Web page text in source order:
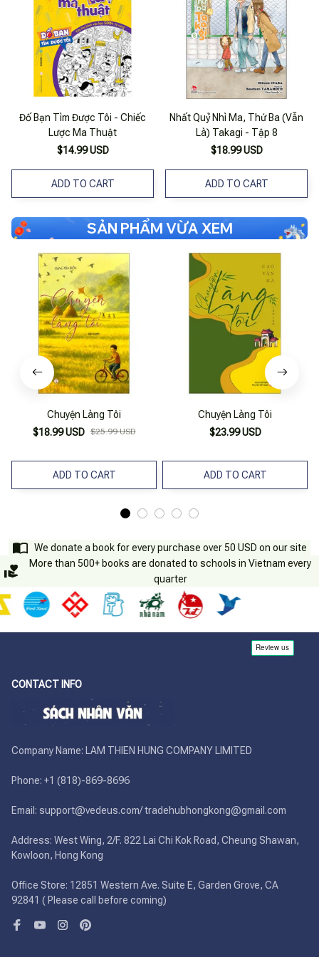
Đố Bạn Tìm Được Tôi - Chiếc
Lược Ma Thuật
$14.99 USD
ADD TO CART
Nhất Quỷ Nhì Ma, Thứ Ba (Vẫn
Là) Takagi - Tập 8
$18.99 USD
ADD TO CART
SẢN PHẨM VỪA XEM
Chuyện Làng Tôi
$18.99 USD $25.99 USD
ADD TO CART
Chuyện Làng Tôi
$23.99 USD
ADD TO CART
We donate a book for every purchase over 50 USD on our site
More than 500+ books are donated to schools in Vietnam every
quarter
CONTACT INFO
Company Name: LAM THIEN HUNG COMPANY LIMITED
Phone: +1 (818)-869-8696
Email: support@vedeus.com/ tradehubhongkong@gmail.com
Address: West Wing, 2/F. 822 Lai Chi Kok Road, Cheung Shawan,
Kowloon, Hong Kong
Office Store: 12851 Western Ave. Suite E, Garden Grove, CA
92841 ( Please call before coming)